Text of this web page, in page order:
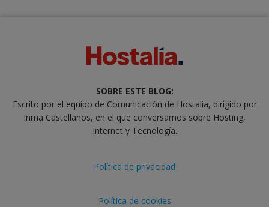
SOBRE ESTE BLOG:
Escrito por el equipo de Comunicación de Hostalia, dirigido por
Inma Castellanos, en el que conversamos sobre Hosting,
Internet y Tecnología.
Política de privacidad
Política de cookies